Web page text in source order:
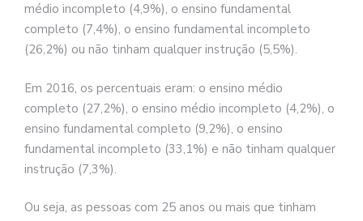
médio incompleto (4,9%), o ensino fundamental
completo (7,4%), o ensino fundamental incompleto
(26,2%) ou não tinham qualquer instrução (5,5%).
Em 2016, os percentuais eram: o ensino médio
completo (27,2%), o ensino médio incompleto (4,2%), o
ensino fundamental completo (9,2%), o ensino
fundamental incompleto (33,1%) e não tinham qualquer
instrução (7,3%).
Ou seja, as pessoas com 25 anos ou mais que tinham